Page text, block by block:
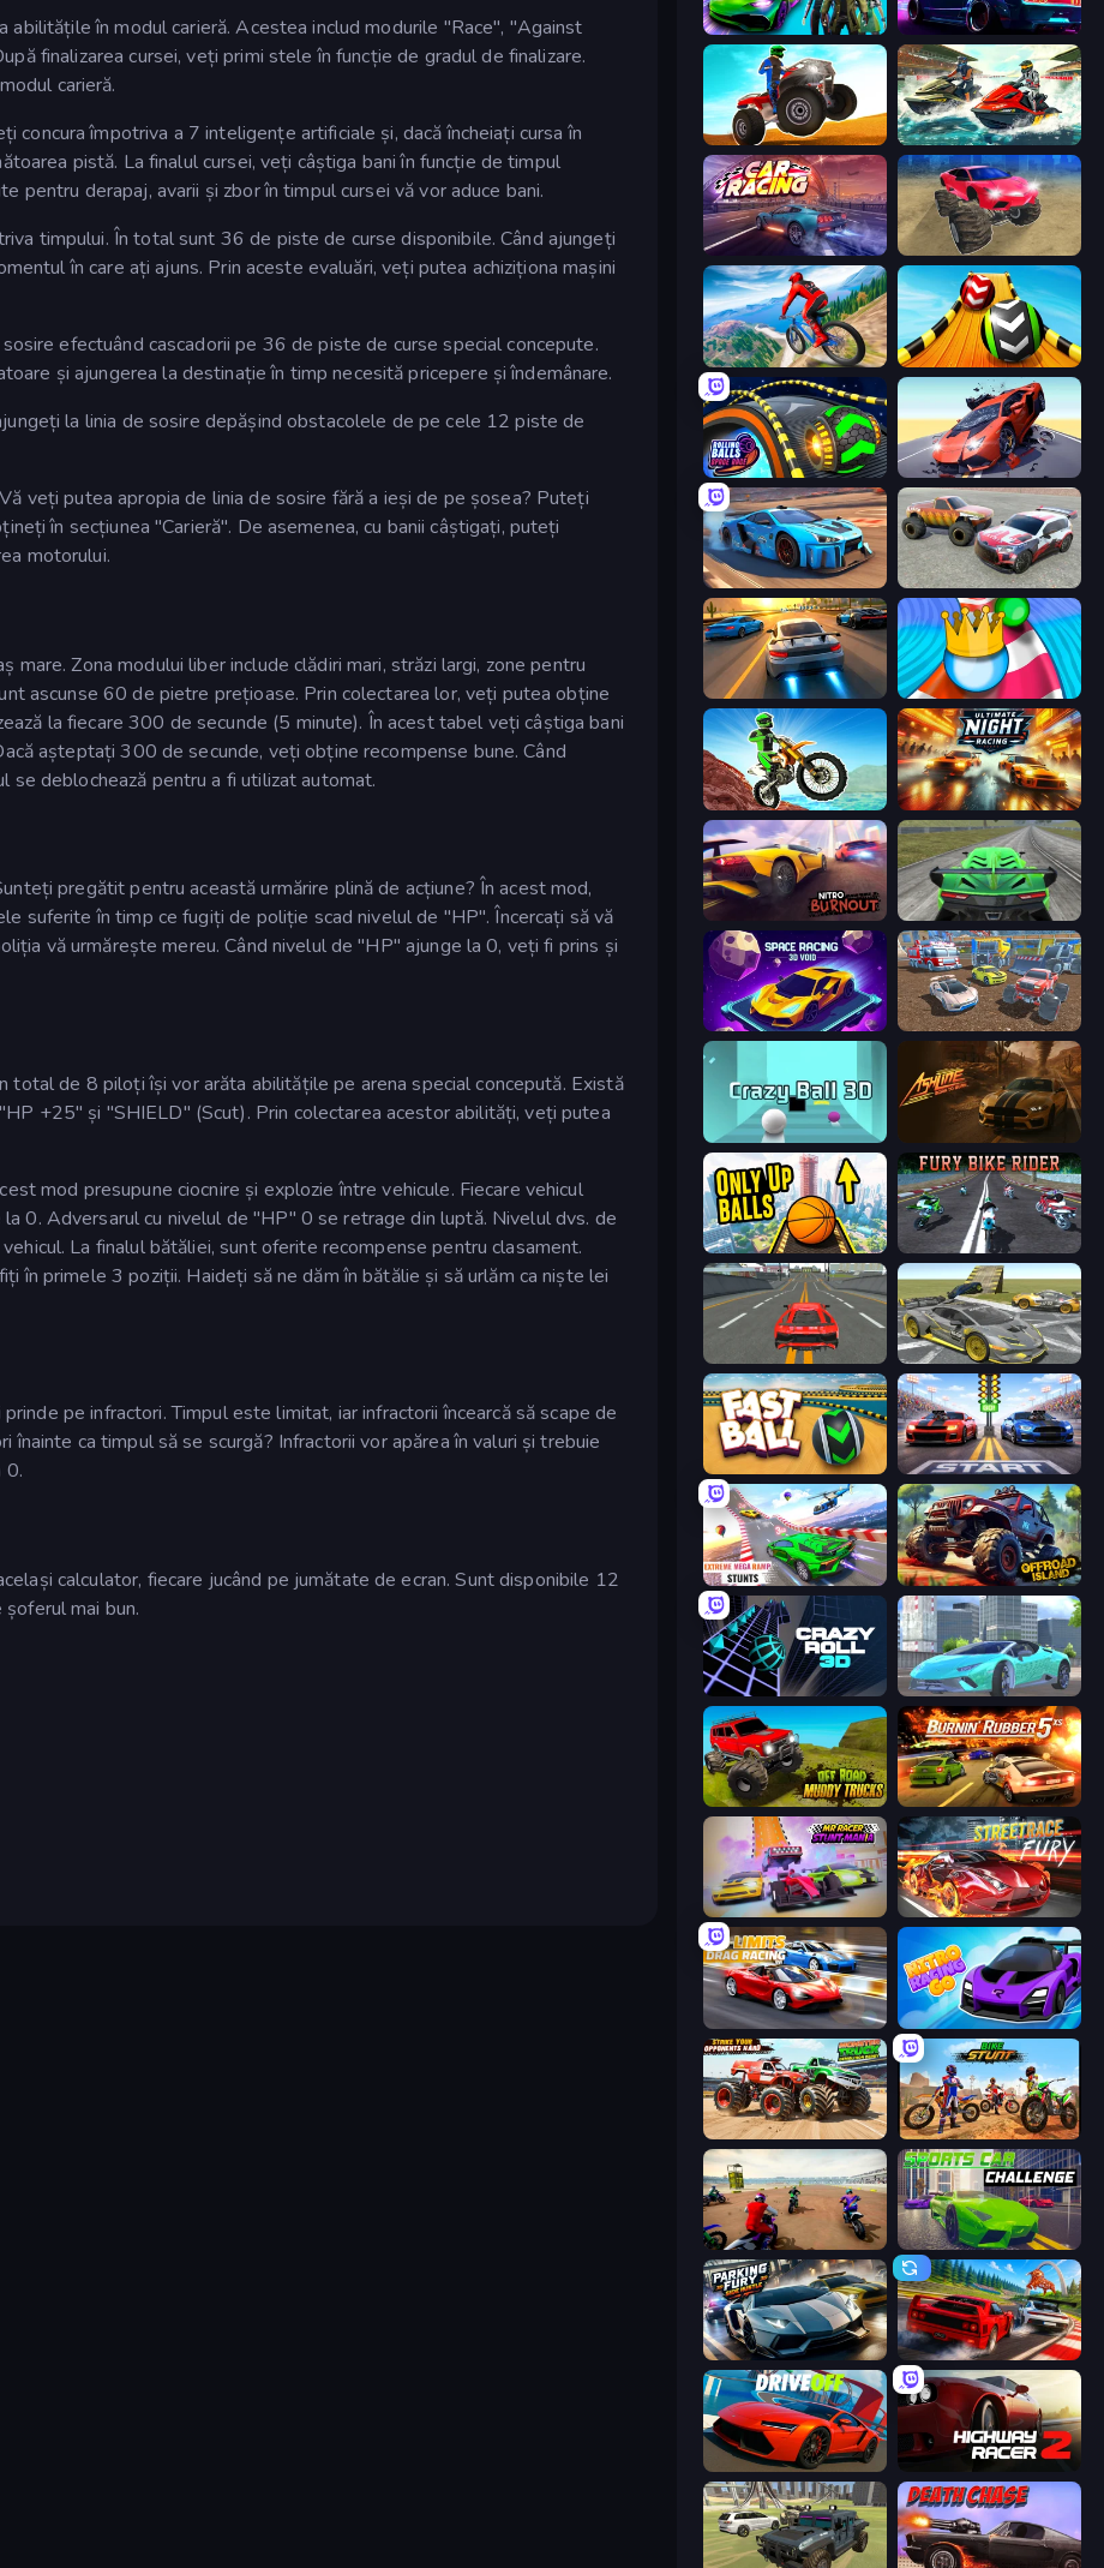
în modul carieră. Acestea includ modurile "Race", "Against
finalizarea cursei, veți primi stele în funcție de gradul de finalizare.
carieră.
concura împotriva a 7 inteligențe artificiale și, dacă încheiați cursa în
pistă. La finalul cursei, veți câștiga bani în funcție de timpul
pentru derapaj, avarii și zbor în timpul cursei vă vor aduce bani.
timpului. În total sunt 36 de piste de curse disponibile. Când ajungeți
în care ați ajuns. Prin aceste evaluări, veți putea achiziționa mașini
efectuând cascadorii pe 36 de piste de curse special concepute.
și ajungerea la destinație în timp necesită pricepere și îndemânare.
la linia de sosire depășind obstacolele de pe cele 12 piste de
veți putea apropia de linia de sosire fără a ieși de pe șosea? Puteți
în secțiunea "Carieră". De asemenea, cu banii câștigați, puteți
motorului.
Zona modului liber include clădiri mari, străzi largi, zone pentru
ascunse 60 de pietre prețioase. Prin colectarea lor, veți putea obține
la fiecare 300 de secunde (5 minute). În acest tabel veți câștiga bani
așteptați 300 de secunde, veți obține recompense bune. Când
se deblochează pentru a fi utilizat automat.
pregătit pentru această urmărire plină de acțiune? În acest mod,
suferite în timp ce fugiți de poliție scad nivelul de "HP". Încercați să vă
vă urmărește mereu. Când nivelul de "HP" ajunge la 0, veți fi prins și
total de 8 piloți își vor arăta abilitățile pe arena special concepută. Există
+25" și "SHIELD" (Scut). Prin colectarea acestor abilități, veți putea
mod presupune ciocnire și explozie între vehicule. Fiecare vehicul
0. Adversarul cu nivelul de "HP" 0 se retrage din luptă. Nivelul dvs. de
La finalul bătăliei, sunt oferite recompense pentru clasament.
în primele 3 poziții. Haideți să ne dăm în bătălie și să urlăm ca niște lei
pe infractori. Timpul este limitat, iar infractorii încearcă să scape de
ca timpul să se scurgă? Infractorii vor apărea în valuri și trebuie
0.
calculator, fiecare jucând pe jumătate de ecran. Sunt disponibile 12
mai bun.
Real Cars Epic Stunts Nightfall Drifters
ATV Ultimate Offroad Jetski Race
Car Games: Car Racing Game
Riders Downhill Racing Sky Balls 3D
Rolling Balls Space Race Hyper Cars Ramp Crash
Real Cars in City Limitless
Asphalt Rush Aquapark Balls Party
Dirt Bike Mad Skills Ultimate Night Racing
Speed Racing Pro 2
Space Racing 3D: Void Mad Cars: Racing & Crash
Crazy Ball 3D
Only Up Balls Fury Bike Rider
Modern Car Racing 2 Wrong Way
Fast Ball Jump Street Racer 2
Impossible Mega Ramp Car Stunt Offroad Island
Crazy Roll 3D Real City Driver
Offroad Muddy Trucks Burnin' Rubber 5 XS
MR RACER Stunt Mania Street Race Fury
No Limits: Drag Racing Nitro Racing Go
Monster Truck Demolition Derby Bike Stunts Race Bike Games 3D
Super MX - The Champion Sports Car Challenge
Parking Fury 3D: Side Hustle Racing: Online!
DriveOff Highway Racer 2